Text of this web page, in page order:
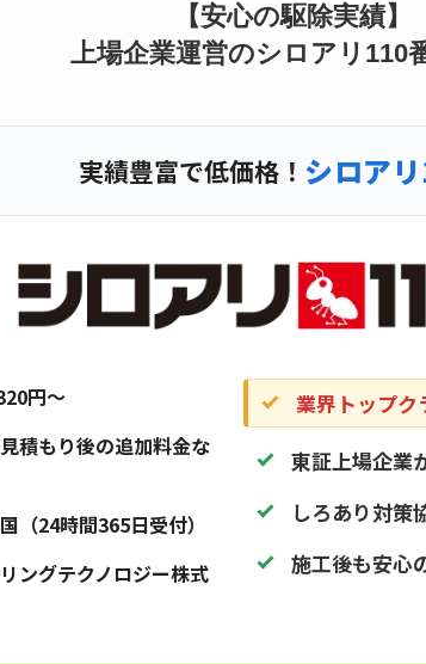
【安心の駆除実績】
上場企業運営のシロアリ110
実績豊富で低価格！ シロア
円〜
積もり後の追加料金な
（24時間365日受付）
ングテクノロジー株式
業界トップク
東証上場企業
しろあり対策
施工後も安心